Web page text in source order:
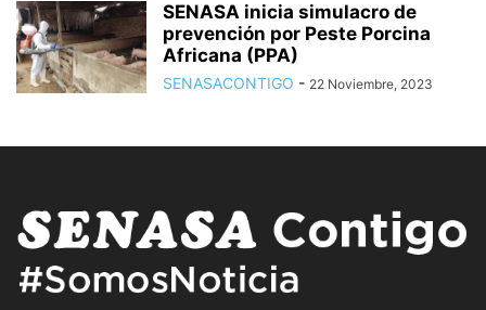
SENASA inicia simulacro de
prevención por Peste Porcina
Africana (PPA)
SENASACONTIGO - 22 Noviembre, 2023